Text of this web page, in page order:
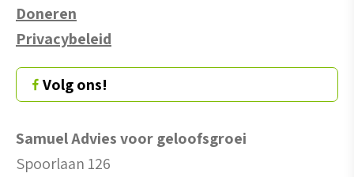
Doneren
Privacybeleid
Volg ons!
Samuel Advies voor geloofsgroei
Spoorlaan 126